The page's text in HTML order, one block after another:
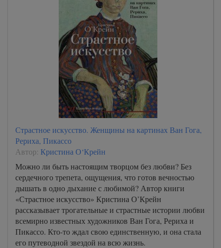
Страстное искусство. Женщины на картинах Ван Гога,
Рериха, Пикассо
Автор: Кристина О‘Крейн
Можно ли быть настоящим творцом без любви? Без
сердечного трепета, ощущения, что готов вечностью
дышать в одно дыхание с любимой? Автор книги
«Страстное искусство» Кристина О’Крейн
рассказывает трогательные и страстные истории любви
всемирно известных художников Ван Гога, Рериха и
Пикассо. Кто-то ждал свою единственную, и она стала
его путеводной звездой на всю жизнь.